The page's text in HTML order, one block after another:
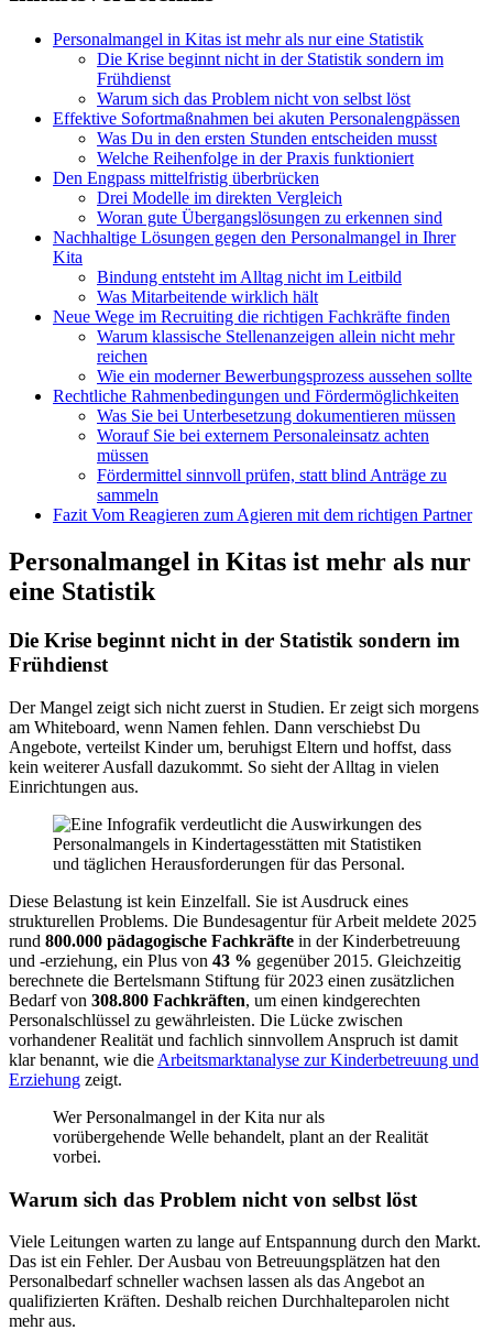
Personalmangel in Kitas ist mehr als nur eine Statistik
Die Krise beginnt nicht in der Statistik sondern im
Frühdienst
Warum sich das Problem nicht von selbst löst
Effektive Sofortmaßnahmen bei akuten Personalengpässen
Was Du in den ersten Stunden entscheiden musst
Welche Reihenfolge in der Praxis funktioniert
Den Engpass mittelfristig überbrücken
Drei Modelle im direkten Vergleich
Woran gute Übergangslösungen zu erkennen sind
Nachhaltige Lösungen gegen den Personalmangel in Ihrer
Kita
Bindung entsteht im Alltag nicht im Leitbild
Was Mitarbeitende wirklich hält
Neue Wege im Recruiting die richtigen Fachkräfte finden
Warum klassische Stellenanzeigen allein nicht mehr
reichen
Wie ein moderner Bewerbungsprozess aussehen sollte
Rechtliche Rahmenbedingungen und Fördermöglichkeiten
Was Sie bei Unterbesetzung dokumentieren müssen
Worauf Sie bei externem Personaleinsatz achten
müssen
Fördermittel sinnvoll prüfen, statt blind Anträge zu
sammeln
Fazit Vom Reagieren zum Agieren mit dem richtigen Partner
Personalmangel in Kitas ist mehr als nur
eine Statistik
Die Krise beginnt nicht in der Statistik sondern im
Frühdienst
Der Mangel zeigt sich nicht zuerst in Studien. Er zeigt sich morgens
am Whiteboard, wenn Namen fehlen. Dann verschiebst Du
Angebote, verteilst Kinder um, beruhigst Eltern und hoffst, dass
kein weiterer Ausfall dazukommt. So sieht der Alltag in vielen
Einrichtungen aus.
Diese Belastung ist kein Einzelfall. Sie ist Ausdruck eines
strukturellen Problems. Die Bundesagentur für Arbeit meldete 2025
rund 800.000 pädagogische Fachkräfte in der Kinderbetreuung
und -erziehung, ein Plus von 43 % gegenüber 2015. Gleichzeitig
berechnete die Bertelsmann Stiftung für 2023 einen zusätzlichen
Bedarf von 308.800 Fachkräften, um einen kindgerechten
Personalschlüssel zu gewährleisten. Die Lücke zwischen
vorhandener Realität und fachlich sinnvollem Anspruch ist damit
klar benannt, wie die Arbeitsmarktanalyse zur Kinderbetreuung und
Erziehung zeigt.
Wer Personalmangel in der Kita nur als
vorübergehende Welle behandelt, plant an der Realität
vorbei.
Warum sich das Problem nicht von selbst löst
Viele Leitungen warten zu lange auf Entspannung durch den Markt.
Das ist ein Fehler. Der Ausbau von Betreuungsplätzen hat den
Personalbedarf schneller wachsen lassen als das Angebot an
qualifizierten Kräften. Deshalb reichen Durchhalteparolen nicht
mehr aus.